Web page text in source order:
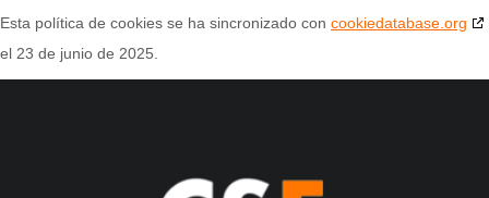
Esta política de cookies se ha sincronizado con cookiedatabase.org
el 23 de junio de 2025.